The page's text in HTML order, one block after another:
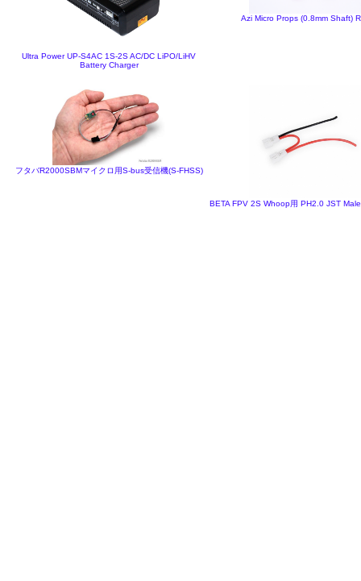
Ultra Power UP-S4AC 1S-2S AC/DC LiPO/LiHV
Battery Charger
Azi Micro Props (0.8mm Shaft)
フタバR2000SBMマイクロ用S-bus受信機(S-FHSS)
BETA FPV 2S Whoop用 PH2.0 JST